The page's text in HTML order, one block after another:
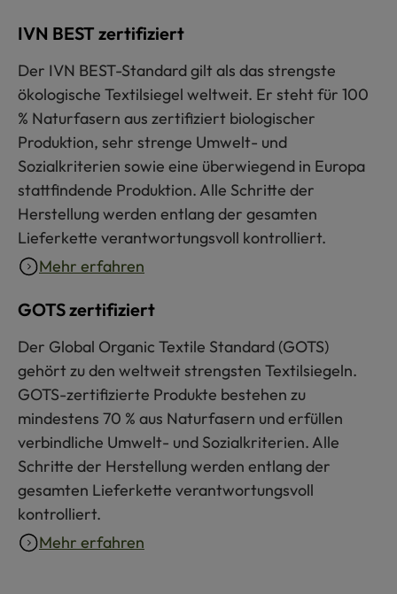
IVN BEST zertifiziert
Der IVN BEST-Standard gilt als das strengste
ökologische Textilsiegel weltweit. Er steht für 100
% Naturfasern aus zertifiziert biologischer
Produktion, sehr strenge Umwelt- und
Sozialkriterien sowie eine überwiegend in Europa
stattfindende Produktion. Alle Schritte der
Herstellung werden entlang der gesamten
Lieferkette verantwortungsvoll kontrolliert.
Mehr erfahren
GOTS zertifiziert
Der Global Organic Textile Standard (GOTS)
gehört zu den weltweit strengsten Textilsiegeln.
GOTS-zertifizierte Produkte bestehen zu
mindestens 70 % aus Naturfasern und erfüllen
verbindliche Umwelt- und Sozialkriterien. Alle
Schritte der Herstellung werden entlang der
gesamten Lieferkette verantwortungsvoll
kontrolliert.
Mehr erfahren